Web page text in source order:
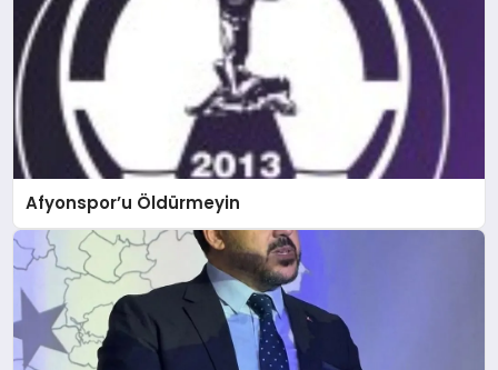
Afyonspor’u Öldürmeyin